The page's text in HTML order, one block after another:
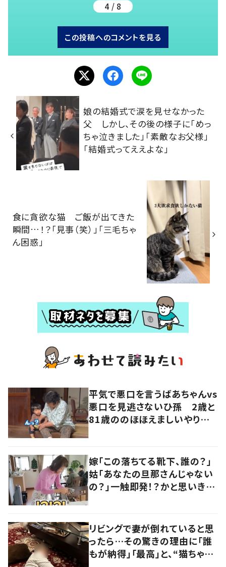
4 / 8
この投稿へのコメントを見る
娘の結婚式で涙を見せなかった
父 しかし、その後の様子に「めっ
ちゃ泣きました」「素敵なお父様」
「結婚式ってええよな」
食に貪欲な猫 ご飯が出てきた
瞬間…！？「見事（笑）」「三毛ちゃ
ん困惑」
平気で悪口を言うばあちゃんvs
悪口を見逃さないひ孫 2歳と
81歳ののほほえましいやり取り
嫁「この落ちてる靴下、誰の？」
姑「あなたの旦那さんじゃない
の？」一触即発！？かと思いき
リビングで妻が倒れていると思
ったら…その驚きの理由に「誰
もが納得」「最高」と、“猫ちゃん